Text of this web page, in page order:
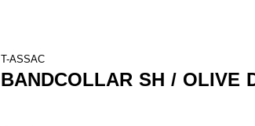
T-ASSAC
BANDCOLLAR SH / OLIVE